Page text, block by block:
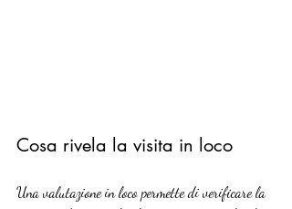
Cosa rivela la visita in loco
Una valutazione in loco permette di verificare la